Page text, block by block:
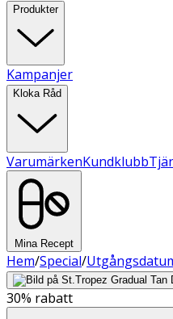
Produkter
Kampanjer
Kloka Råd
VarumärkenKundklubb
Mina Recept
Hem/Special/
30% rabatt